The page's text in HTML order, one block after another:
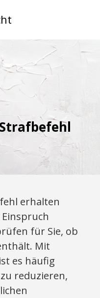
erhalten
für Sie, ob
Mit
es häufig
reduzieren,